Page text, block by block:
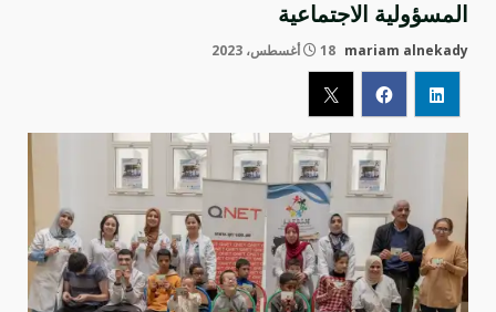
المسؤولية الاجتماعية
mariam alnekady 18 أغسطس، 2023